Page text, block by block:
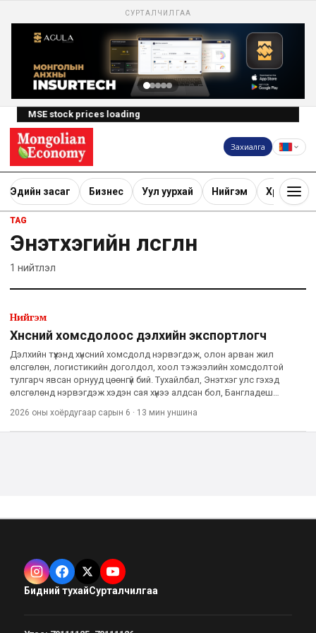
СУРТАЛЧИЛГАА
MSE stock prices loading
Захиалга
Эдийн засаг Бизнес Уул уурхай Нийгэм Хөрөнгө
TAG
Энэтхэгийн өлсгөлөн
1 нийтлэл
Нийгэм
Хүнсний хомсдолоос дэлхийн экспортлогч
Дэлхийн түүхэнд хүнсний хомсдолд нэрвэгдэж, олон арван жил
өлсгөлөн, логистикийн доголдол, хоол тэжээлийн хомсдолтой
тулгарч явсан орнууд цөөнгүй бий. Тухайлбал, Энэтхэг улс гэхэд
өлсгөлөнд нэрвэгдэж хэдэн сая хүнээ алдсан бол, Бангладеш
2026 оны хоёрдугаар сарын 6 · 13 мин уншина
Бидний тухайСурталчилгаа